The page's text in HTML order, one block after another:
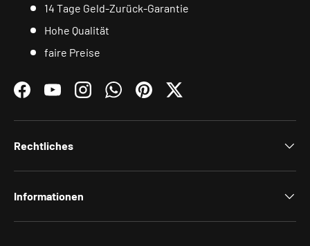
14 Tage Geld-Zurück-Garantie
Hohe Qualität
faire Preise
FacebookYouTubeInstagramWhatsAppPinterestTwitter
Rechtliches
Informationen